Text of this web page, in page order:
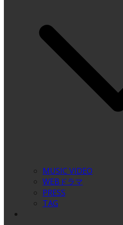
MUSIC VIDEO
WEBドラマ
PRESS
TAG